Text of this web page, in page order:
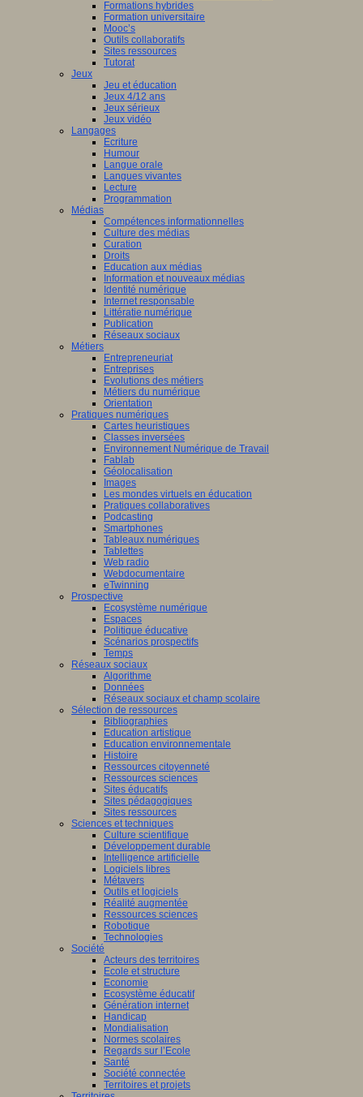
Formations hybrides
Formation universitaire
Mooc’s
Outils collaboratifs
Sites ressources
Tutorat
Jeux
Jeu et éducation
Jeux 4/12 ans
Jeux sérieux
Jeux vidéo
Langages
Ecriture
Humour
Langue orale
Langues vivantes
Lecture
Programmation
Médias
Compétences informationnelles
Culture des médias
Curation
Droits
Education aux médias
Information et nouveaux médias
Identité numérique
Internet responsable
Littératie numérique
Publication
Réseaux sociaux
Métiers
Entrepreneuriat
Entreprises
Evolutions des métiers
Métiers du numérique
Orientation
Pratiques numériques
Cartes heuristiques
Classes inversées
Environnement Numérique de Travail
Fablab
Géolocalisation
Images
Les mondes virtuels en éducation
Pratiques collaboratives
Podcasting
Smartphones
Tableaux numériques
Tablettes
Web radio
Webdocumentaire
eTwinning
Prospective
Ecosystème numérique
Espaces
Politique éducative
Scénarios prospectifs
Temps
Réseaux sociaux
Algorithme
Données
Réseaux sociaux et champ scolaire
Sélection de ressources
Bibliographies
Education artistique
Education environnementale
Histoire
Ressources citoyenneté
Ressources sciences
Sites éducatifs
Sites pédagogiques
Sites ressources
Sciences et techniques
Culture scientifique
Développement durable
Intelligence artificielle
Logiciels libres
Métavers
Outils et logiciels
Réalité augmentée
Ressources sciences
Robotique
Technologies
Société
Acteurs des territoires
Ecole et structure
Economie
Ecosystème éducatif
Génération internet
Handicap
Mondialisation
Normes scolaires
Regards sur l’Ecole
Santé
Société connectée
Territoires et projets